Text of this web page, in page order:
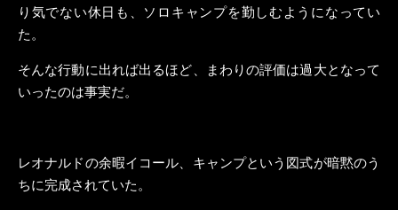
り気でない休日も、ソロキャンプを勤しむようになってい
た。
そんな行動に出れば出るほど、まわりの評価は過大となって
いったのは事実だ。
レオナルドの余暇イコール、キャンプという図式が暗黙のう
ちに完成されていた。